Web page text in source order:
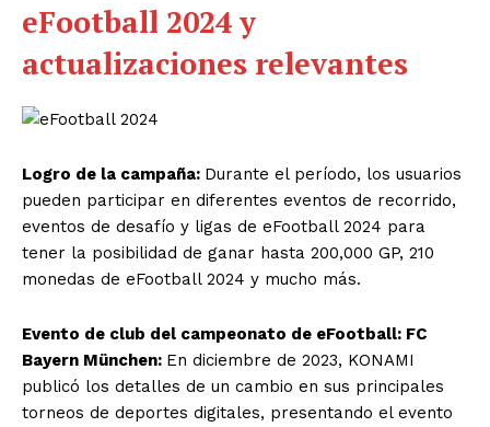
eFootball 2024 y
actualizaciones relevantes
Logro de la campaña: Durante el período, los usuarios
pueden participar en diferentes eventos de recorrido,
eventos de desafío y ligas de eFootball 2024 para
tener la posibilidad de ganar hasta 200,000 GP, 210
monedas de eFootball 2024 y mucho más.
Evento de club del campeonato de eFootball: FC
Bayern München: En diciembre de 2023, KONAMI
publicó los detalles de un cambio en sus principales
torneos de deportes digitales, presentando el evento